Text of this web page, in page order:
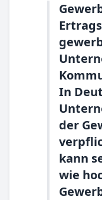
In
der
kann
wie